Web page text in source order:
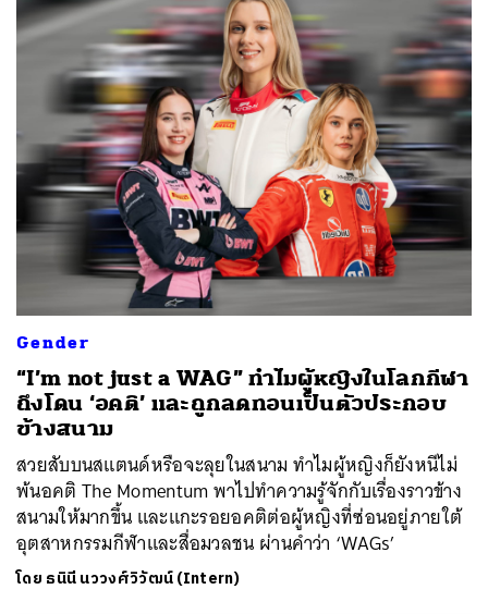
Gender
“I’m not just a WAG” ทำไมผู้หญิงในโลกกีฬา
ถึงโดน ‘อคติ’ และถูกลดทอนเป็นตัวประกอบ
ข้างสนาม
สวยสับบนสแตนด์หรือจะลุยในสนาม ทำไมผู้หญิงก็ยังหนีไม่
พ้นอคติ The Momentum พาไปทำความรู้จักกับเรื่องราวข้าง
สนามให้มากขึ้น และแกะรอยอคติต่อผู้หญิงที่ซ่อนอยู่ภายใต้
อุตสาหกรรมกีฬาและสื่อมวลชน ผ่านคำว่า ‘WAGs’
โดย ธนินี นววงศ์วิวัฒน์ (Intern)